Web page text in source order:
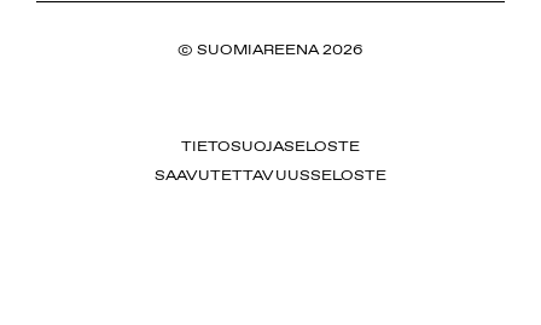
© SUOMIAREENA 2026
TIETOSUOJASELOSTE
SAAVUTETTAVUUSSELOSTE